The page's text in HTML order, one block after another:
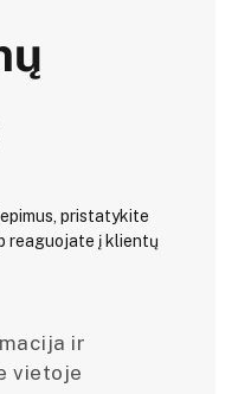
pristatykite
reaguojate į klientų
ir
vietoje